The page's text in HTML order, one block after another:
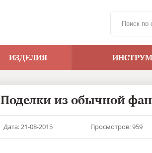
ИЗДЕЛИЯ
Поделки из обычной
Дата: 21-08-2015 Просмотров: 959